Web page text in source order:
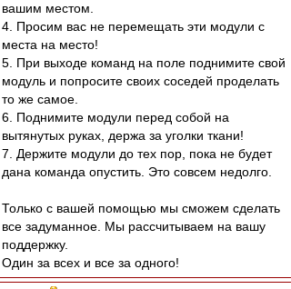
вашим местом.
4. Просим вас не перемещать эти модули с
места на место!
5. При выходе команд на поле поднимите свой
модуль и попросите своих соседей проделать
то же самое.
6. Поднимите модули перед собой на
вытянутых руках, держа за уголки ткани!
7. Держите модули до тех пор, пока не будет
дана команда опустить. Это совсем недолго.
Только с вашей помощью мы сможем сделать
все задуманное. Мы рассчитываем на вашу
поддержку.
Один за всех и все за одного!